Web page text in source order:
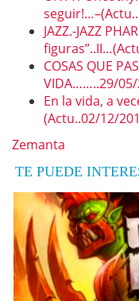
JAZZ.-JAZZ
COSAS QUE
VIDA……..29/05/
En la vida, a
(Actu..02/12/
Zemanta
TE PUEDE